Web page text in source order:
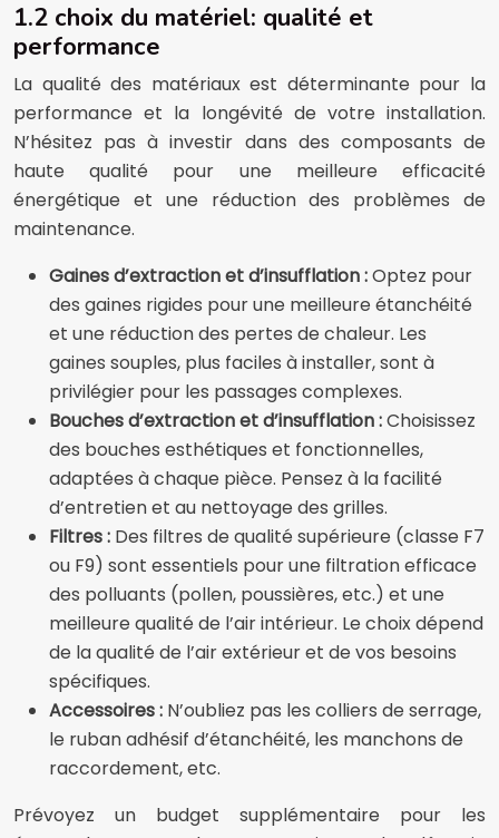
1.2 choix du matériel: qualité et
performance
La qualité des matériaux est déterminante pour la
performance et la longévité de votre installation.
N’hésitez pas à investir dans des composants de
haute qualité pour une meilleure efficacité
énergétique et une réduction des problèmes de
maintenance.
Gaines d’extraction et d’insufflation :Optez pour
des gaines rigides pour une meilleure étanchéité
et une réduction des pertes de chaleur. Les
gaines souples, plus faciles à installer, sont à
privilégier pour les passages complexes.
Bouches d’extraction et d’insufflation :Choisissez
des bouches esthétiques et fonctionnelles,
adaptées à chaque pièce. Pensez à la facilité
d’entretien et au nettoyage des grilles.
Filtres : Des filtres de qualité supérieure (classe F7
ou F9) sont essentiels pour une filtration efficace
des polluants (pollen, poussières, etc.) et une
meilleure qualité de l’air intérieur. Le choix dépend
de la qualité de l’air extérieur et de vos besoins
spécifiques.
Accessoires : N’oubliez pas les colliers de serrage,
le ruban adhésif d’étanchéité, les manchons de
raccordement, etc.
Prévoyez un budget supplémentaire pour les